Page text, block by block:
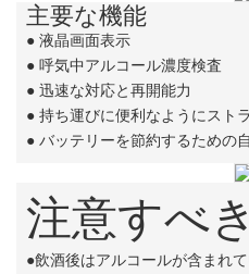
主要な機能
● 液晶画面表示
● 呼気中アルコール濃度検査
● 迅速な対応と再開能力
● 持ち運びに便利なようにスト
● バッテリーを節約するための
注意すべ
●飲酒後はアルコールが含まれ